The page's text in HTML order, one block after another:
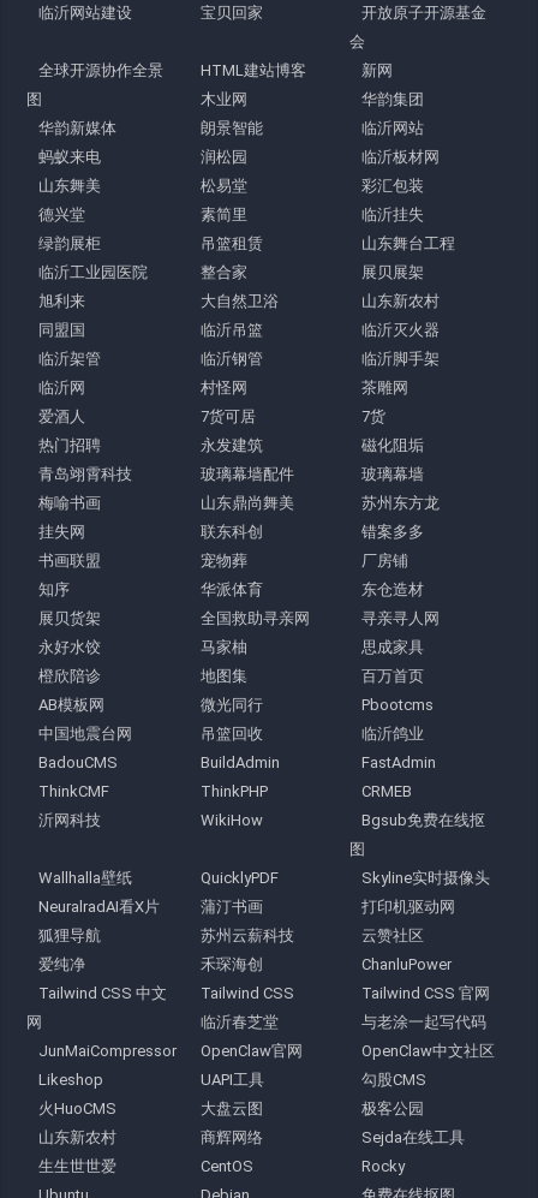
临沂网站建设
宝贝回家
开放原子开源基金
会
全球开源协作全景
图
HTML建站博客
新网
木业网
华韵集团
华韵新媒体
朗景智能
临沂网站
蚂蚁来电
润松园
临沂板材网
山东舞美
松易堂
彩汇包装
德兴堂
素简里
临沂挂失
绿韵展柜
吊篮租赁
山东舞台工程
临沂工业园医院
整合家
展贝展架
旭利来
大自然卫浴
山东新农村
同盟国
临沂吊篮
临沂灭火器
临沂架管
临沂钢管
临沂脚手架
临沂网
村怪网
茶雕网
爱酒人
7货可居
7货
热门招聘
永发建筑
磁化阻垢
青岛翊霄科技
玻璃幕墙配件
玻璃幕墙
梅喻书画
山东鼎尚舞美
苏州东方龙
挂失网
联东科创
错案多多
书画联盟
宠物葬
厂房铺
知序
华派体育
东仓造材
展贝货架
全国救助寻亲网
寻亲寻人网
永好水饺
马家柚
思成家具
橙欣陪诊
地图集
百万首页
AB模板网
微光同行
Pbootcms
中国地震台网
吊篮回收
临沂鸽业
BadouCMS
BuildAdmin
FastAdmin
ThinkCMF
ThinkPHP
CRMEB
沂网科技
WikiHow
Bgsub免费在线抠
图
Wallhalla壁纸
QuicklyPDF
Skyline实时摄像头
NeuralradAI看X片
蒲汀书画
打印机驱动网
狐狸导航
苏州云薪科技
云赞社区
爱纯净
禾琛海创
ChanluPower
Tailwind CSS 中文
网
Tailwind CSS
Tailwind CSS 官网
临沂春芝堂
与老涂一起写代码
JunMaiCompressor
OpenClaw官网
OpenClaw中文社区
Likeshop
UAPI工具
勾股CMS
火HuoCMS
大盘云图
极客公园
山东新农村
商辉网络
Sejda在线工具
生生世世爱
CentOS
Rocky